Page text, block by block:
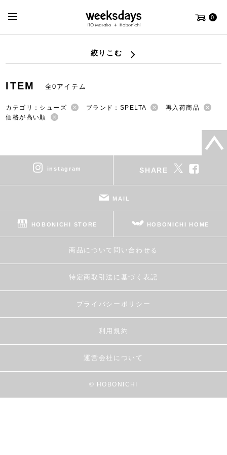
0
絞りこむ
ITEM 全0アイテム
カテゴリ：シューズ ブランド：SPELTA
再入荷商品
価格が高い順
instagram SHARE
MAIL
HOBONICHI STORE HOBONICHI HOME
商品について問い合わせる
特定商取引法に基づく表記
プライバシーポリシー
利用規約
運営会社について
© HOBONICHI